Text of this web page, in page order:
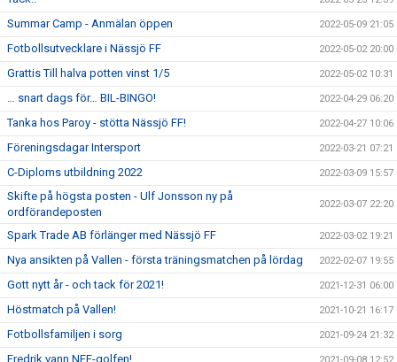
Summar Camp - Anmälan öppen 2022-05-09 21:05
Fotbollsutvecklare i Nässjö FF 2022-05-02 20:00
Grattis Till halva potten vinst 1/5 2022-05-02 10:31
… snart dags för… BIL-BINGO! 2022-04-29 06:20
Tanka hos Paroy - stötta Nässjö FF! 2022-04-27 10:06
Föreningsdagar Intersport 2022-03-21 07:21
C-Diploms utbildning 2022 2022-03-09 15:57
Skifte på högsta posten - Ulf Jonsson ny på
ordförandeposten
2022-03-07 22:20
Spark Trade AB förlänger med Nässjö FF 2022-03-02 19:21
Nya ansikten på Vallen - första träningsmatchen på lördag 2022-02-07 19:55
Gott nytt år - och tack för 2021! 2021-12-31 06:00
Höstmatch på Vallen! 2021-10-21 16:17
Fotbollsfamiljen i sorg 2021-09-24 21:32
Fredrik vann NFF-golfen!